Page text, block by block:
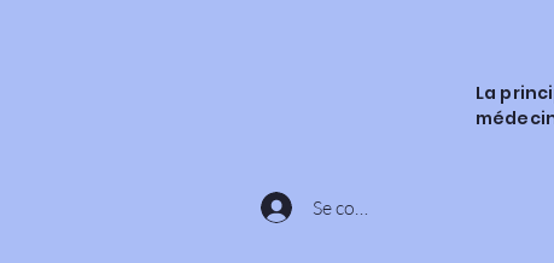
Se connecter
La